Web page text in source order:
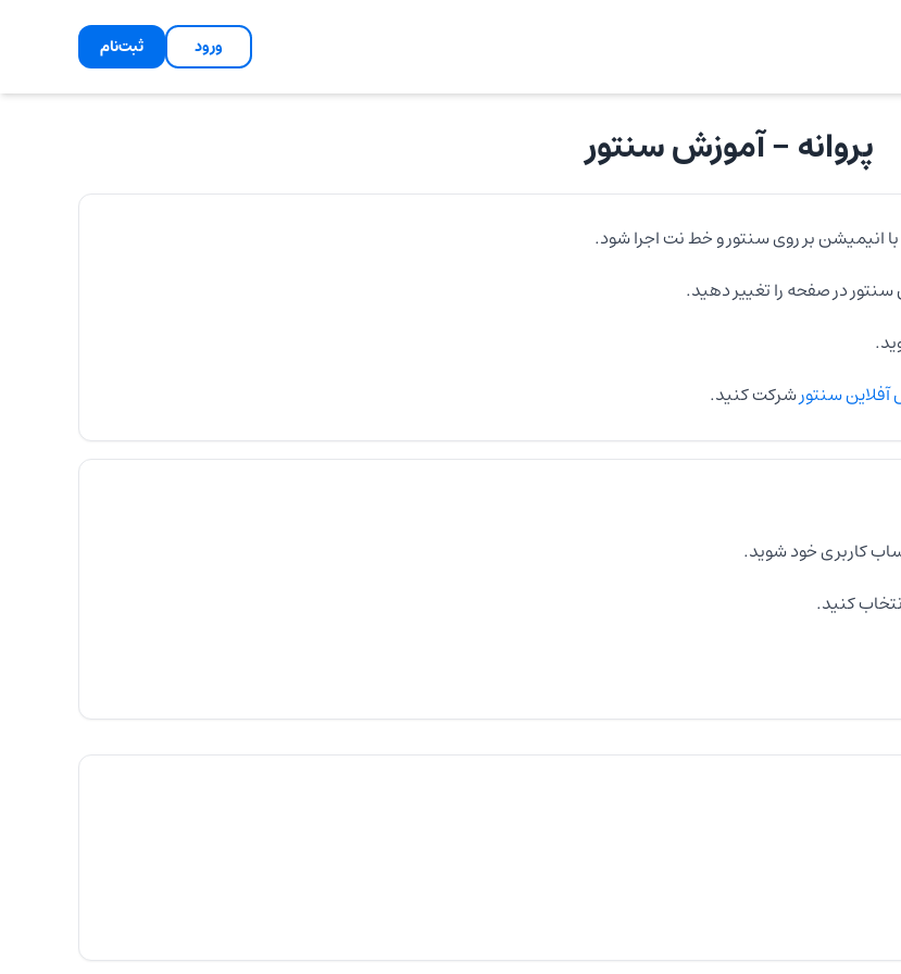
ورود ثبت‌نام
پروانه- آموزشسنتور
انیمیشن بر رویسنتورو خط نت اجرا شود.
سنتوردر صفحه را تغییر دهید.
سنتورشرکت کنید.
کاربری خود شوید.
کنید.